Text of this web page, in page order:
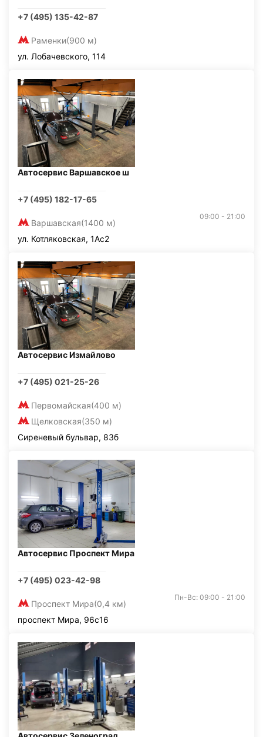
+7 (495) 135-42-87
Раменки(900 м)
ул. Лобачевского, 114
Автосервис Варшавское ш
+7 (495) 182-17-65
Варшавская(1400 м)
09:00 - 21:00
ул. Котляковская, 1Ас2
Автосервис Измайлово
+7 (495) 021-25-26
Первомайская(400 м)
Щелковская(350 м)
Сиреневый бульвар, 83б
Автосервис Проспект Мира
+7 (495) 023-42-98
Проспект Мира(0,4 км)
Пн-Вс: 09:00 - 21:00
проспект Мира, 96с16